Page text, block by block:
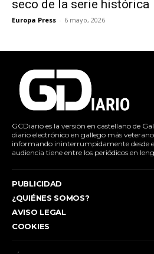
seco de la serie histórica
Europa Press - 6 mayo, 2026
GCDiario es la versión en castellano de
diario electrónico en gallego más
informando ininterrumpidamente desde
audiencia tiene entre los periódicos en
PUBLICIDAD
¿QUIÉNES SOMOS?
AVISO LEGAL
COOKIES